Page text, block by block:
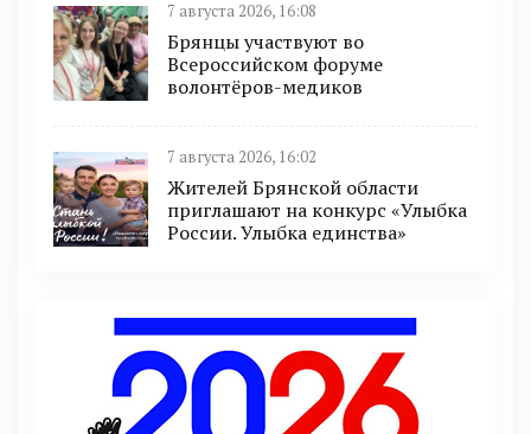
7 августа 2026, 16:08
Брянцы участвуют во
Всероссийском форуме
волонтёров-медиков
7 августа 2026, 16:02
Жителей Брянской области
приглашают на конкурс «Улыбка
России. Улыбка единства»